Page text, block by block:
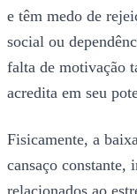
e têm medo de
social ou
falta de motivação
acredita em seu
Fisicamente, a
cansaço constante,
relacionados ao